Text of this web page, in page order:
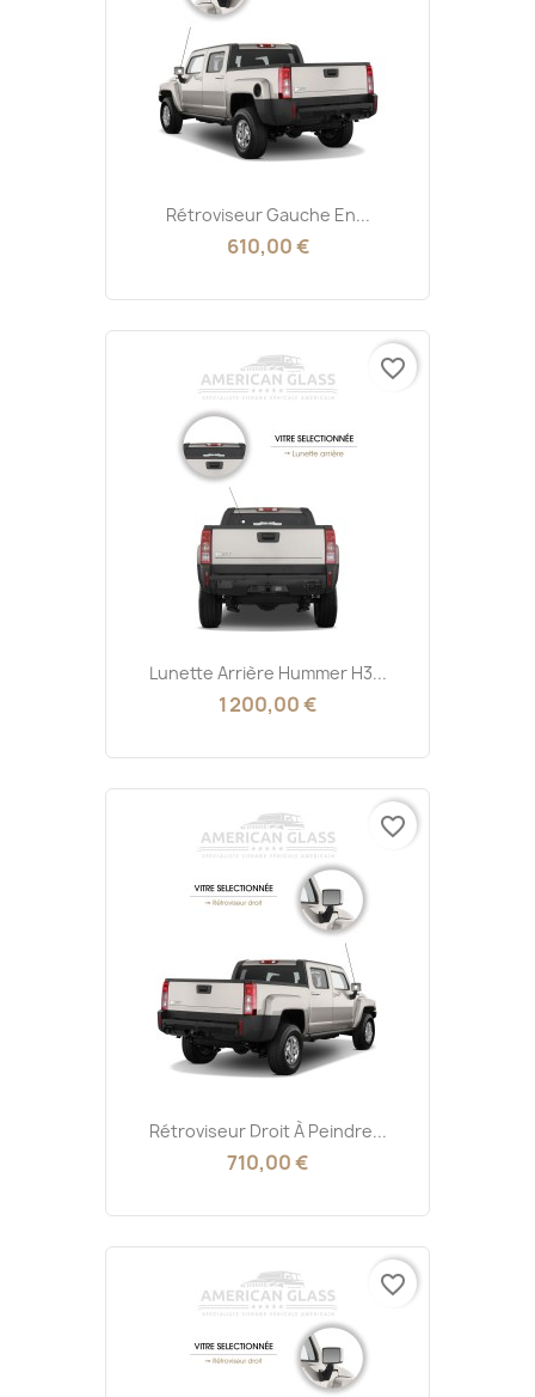
Rétroviseur Gauche En...
610,00 €
Lunette Arrière Hummer H3...
1 200,00 €
favorite_border
Rétroviseur Droit À Peindre...
710,00 €
favorite_border
favorite_border